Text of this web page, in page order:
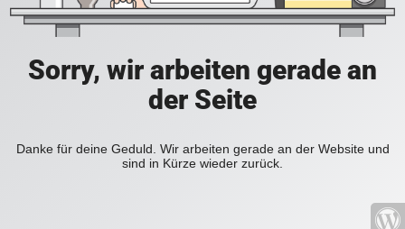
Sorry, wir arbeiten gerade an
der Seite
Danke für deine Geduld. Wir arbeiten gerade an der Website und
sind in Kürze wieder zurück.